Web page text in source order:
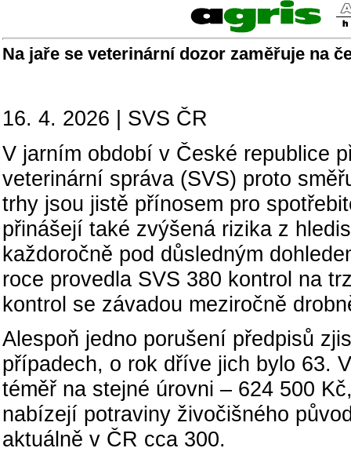
Na jaře se veterinární dozor zaměřuje na
16. 4. 2026 | SVS ČR
V jarním období v České republice
veterinární správa (SVS) proto
trhy jsou jistě přínosem pro
přinášejí také zvýšená rizika z
každoročně pod důsledným
roce provedla SVS 380 kontrol na
kontrol se závadou meziročně
Alespoň jedno porušení předpisů
případech, o rok dříve jich bylo 63.
téměř na stejné úrovni – 624 500
nabízejí potraviny živočišného
aktuálně v ČR cca 300.